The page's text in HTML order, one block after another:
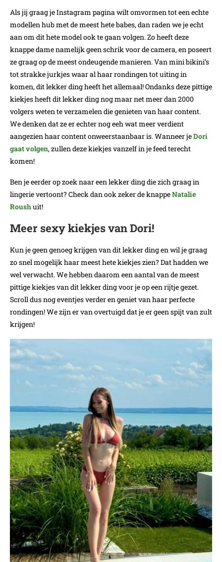
Als jij graag je Instagram pagina wilt omvormen tot een echte
modellen hub met de meest hete babes, dan raden we je echt
aan om dit hete model ook te gaan volgen. Zo heeft deze
knappe dame namelijk geen schrik voor de camera, en poseert
ze graag op de meest ondeugende manieren. Van mini bikini’s
tot strakke jurkjes waar al haar rondingen tot uiting in
komen, dit lekker ding heeft het allemaal! Ondanks deze pittige
kiekjes heeft dit lekker ding nog maar net meer dan 2000
volgers weten te verzamelen die genieten van haar content.
We denken dat ze er echter nog eeh wat meer verdient
aangezien haar content onweerstaanbaar is. Wanneer jeDori
gaat volgen, zullen deze kiekjes vanzelf in je feed terecht
komen!
Ben je eerder op zoek naar een lekker ding die zich graag in
lingerie vertoont? Check dan ook zeker de knappeNatalie
Roushuit!
Meer sexy kiekjes van Dori!
Kun je geen genoeg krijgen van dit lekker ding en wil je graag
zo snel mogelijk haar meest hete kiekjes zien? Dat hadden we
wel verwacht. We hebben daarom een aantal van de meest
pittige kiekjes van dit lekker ding voor je op een rijtje gezet.
Scroll dus nog eventjes verder en geniet van haar perfecte
rondingen! We zijn er van overtuigd dat je er geen spijt van zult
krijgen!